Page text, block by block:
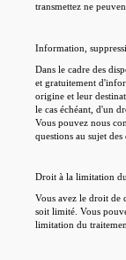
transmettez ne
Information,
Dans le cadre des
et gratuitement
origine et leur
le cas échéant, d'un
Vous pouvez nous
questions au sujet des
Droit à la limitation
Vous avez le droit de
soit limité. Vous
limitation du